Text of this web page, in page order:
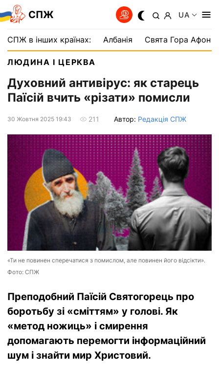
СПЖ UA
СПЖ в інших країнах: Албанія Свята Гора Афон
ЛЮДИНА І ЦЕРКВА
Духовний антивірус: як старець
Паїсій вчить «різати» помисли
30 Жовтня 2025 19:43 211 Автор: Редакція СПЖ
«Ти не повинен сперечатися з помислом, але повинен його відсікти».
Фото: СПЖ
Преподобний Паїсій Святогорець про
боротьбу зі «сміттям» у голові. Як
«метод ножиць» і смирення
допомагають перемогти інформаційний
шум і знайти мир Христовий.